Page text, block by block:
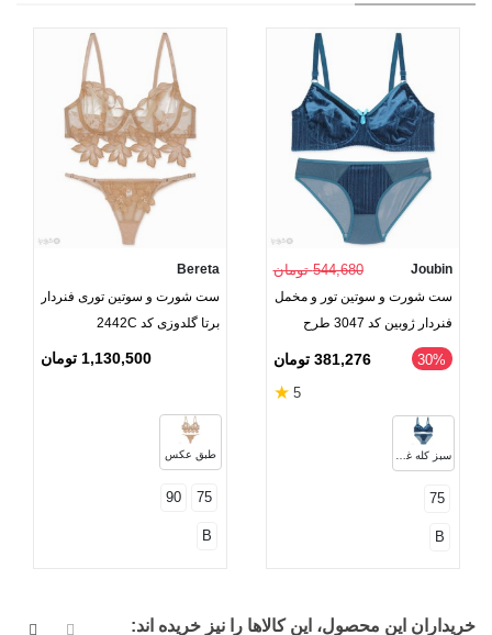
Joubin 544,680 تومان
ست شورت و سوتین تور و مخمل
فنردار ژوبین کد 3047 طرح
رینگی شاین
‎30% 381,276 تومان
5
★
سبز کله غازی
75
B
Bereta
ست شورت و سوتین توری فنردار
برتا گلدوزی کد 2442C
1,130,500 تومان
طبق عکس
75
90
B
خریداران این محصول، این کالاها را نیز خریده اند: